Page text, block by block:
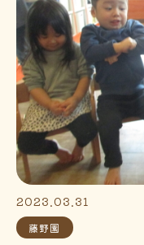
2023.03.31
藤野園